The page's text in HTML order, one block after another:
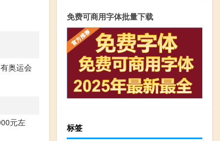
奥运会
元左
免费可商用字体批量下载
标签